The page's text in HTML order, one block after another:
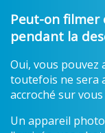
Peut-on filmer
pendant la
Oui, vous
toutefois ne sera
accroché sur
Un appareil